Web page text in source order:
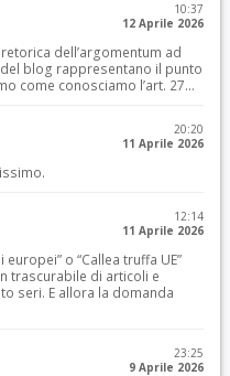
10:37
12 Aprile 2026
dell’argomentum ad
blog rappresentano il punto
come conosciamo l’art. 27...
20:20
11 Aprile 2026
12:14
11 Aprile 2026
o “Callea truffa UE”
trascurabile di articoli e
seri. E allora la domanda
23:25
9 Aprile 2026